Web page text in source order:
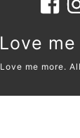
Love
Love me more.